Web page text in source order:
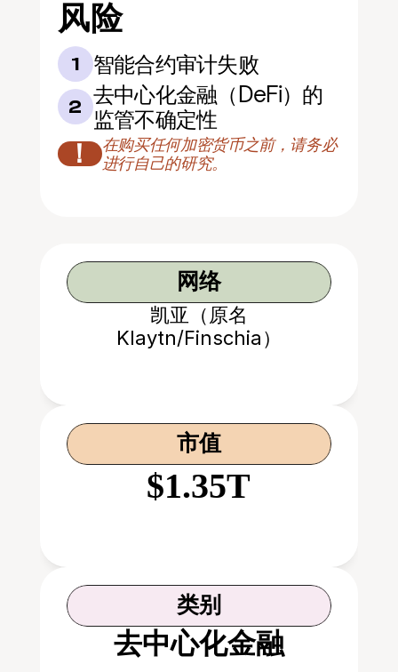
风险
1 智能合约审计失败
2 去中心化金融（DeFi）的
监管不确定性
！
在购买任何加密货币之前，请务必
进行自己的研究。
网络
凯亚（原名
Klaytn/Finschia）
市值
$1.35T
类别
去中心化金融